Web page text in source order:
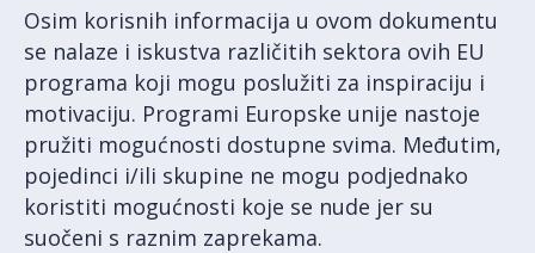
Osim korisnih informacija u ovom dokumentu
se nalaze i iskustva različitih sektora ovih EU
programa koji mogu poslužiti za inspiraciju i
motivaciju. Programi Europske unije nastoje
pružiti mogućnosti dostupne svima. Međutim,
pojedinci i/ili skupine ne mogu podjednako
koristiti mogućnosti koje se nude jer su
suočeni s raznim zaprekama.